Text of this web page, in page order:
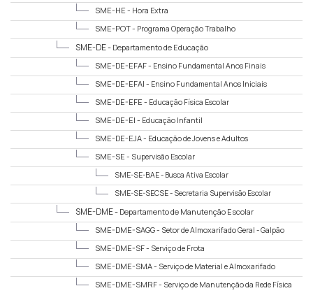
SME-HE - Hora Extra
SME-POT - Programa Operação Trabalho
SME-DE - Departamento de Educação
SME-DE-EFAF - Ensino Fundamental Anos Finais
SME-DE-EFAI - Ensino Fundamental Anos Iniciais
SME-DE-EFE - Educação Física Escolar
SME-DE-EI - Educação Infantil
SME-DE-EJA - Educação de Jovens e Adultos
SME-SE - Supervisão Escolar
SME-SE-BAE - Busca Ativa Escolar
SME-SE-SECSE - Secretaria Supervisão Escolar
SME-DME - Departamento de Manutenção Escolar
SME-DME-SAGG - Setor de Almoxarifado Geral - Galpão
SME-DME-SF - Serviço de Frota
SME-DME-SMA - Serviço de Material e Almoxarifado
SME-DME-SMRF - Serviço de Manutenção da Rede Física